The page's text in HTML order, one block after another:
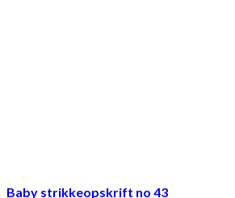
Baby strikkeopskrift no 43